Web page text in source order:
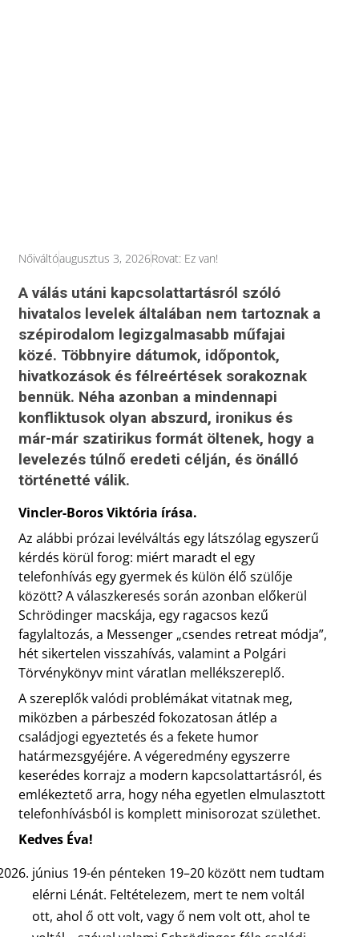
Nőiváltóaugusztus 3, 2026Rovat: Ez van!
A válás utáni kapcsolattartásról szóló
hivatalos levelek általában nem tartoznak a
szépirodalom legizgalmasabb műfajai
közé. Többnyire dátumok, időpontok,
hivatkozások és félreértések sorakoznak
bennük. Néha azonban a mindennapi
konfliktusok olyan abszurd, ironikus és
már-már szatirikus formát öltenek, hogy a
levelezés túlnő eredeti célján, és önálló
történetté válik.
Vincler-Boros Viktória írása.
Az alábbi prózai levélváltás egy látszólag egyszerű
kérdés körül forog: miért maradt el egy
telefonhívás egy gyermek és külön élő szülője
között? A válaszkeresés során azonban előkerül
Schrödinger macskája, egy ragacsos kezű
fagylaltozás, a Messenger „csendes retreat módja”,
hét sikertelen visszahívás, valamint a Polgári
Törvénykönyv mint váratlan mellékszereplő.
A szereplők valódi problémákat vitatnak meg,
miközben a párbeszéd fokozatosan átlép a
családjogi egyeztetés és a fekete humor
határmezsgyéjére. A végeredmény egyszerre
keserédes korrajz a modern kapcsolattartásról, és
emlékeztető arra, hogy néha egyetlen elmulasztott
telefonhívásból is komplett minisorozat születhet.
Kedves Éva!
június 19-én pénteken 19–20 között nem tudtam
elérni Lénát. Feltételezem, mert te nem voltál
ott, ahol ő ott volt, vagy ő nem volt ott, ahol te